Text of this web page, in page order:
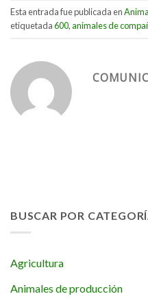
Esta entrada fue publicada en
etiquetada600,animales de
BUSCAR POR
Agricultura
Animales de producción